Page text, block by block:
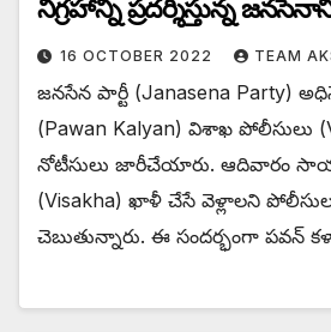
నిగ్రహాన్ని ప్రదర్శిస్తున్న
16 OCTOBER 2022 TEAM
జనసేన పార్టీ (Janasena Party)
(Pawan Kalyan) విశాఖ పోలీసులు
నోటీసులు జారీచేయారు. ఆదివారం
(Visakha) ఖాళీ చేసే వెళ్లాలని
చెబుతున్నారు. ఈ సందర్భంగా పవన్